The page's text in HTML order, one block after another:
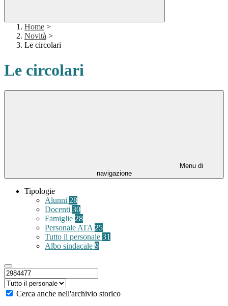
Home >
Novità >
Le circolari
Le circolari
Menu di
navigazione
Tipologie
Alunni 28
Docenti 30
Famiglie 28
Personale ATA 25
Tutto il personale 31
Albo sindacale 9
Cerca anche nell'archivio storico